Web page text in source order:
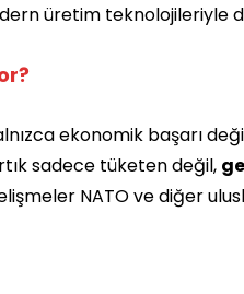
üretim teknolojileriyle
ekonomik başarı
sadece tüketen değil,
NATO ve diğer